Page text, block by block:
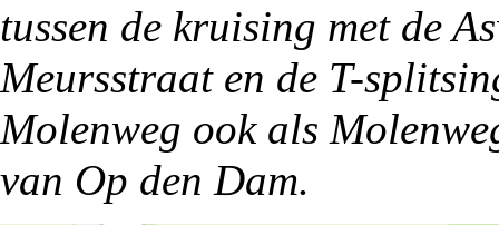
tussen de kruising met de
Meursstraat en de T-
Molenweg ook als
van Op den Dam.